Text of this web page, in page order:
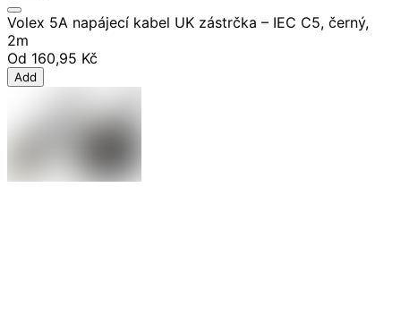
Volex 5A napájecí kabel UK zástrčka – IEC C5, černý,
2m
Od 160,95 Kč
Add